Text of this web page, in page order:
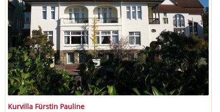
Kurvilla Fürstin Pauline